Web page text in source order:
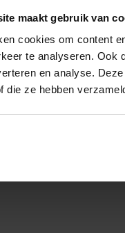
maakt gebruik van
cookies om content
te analyseren. Ook
en analyse.
die ze hebben